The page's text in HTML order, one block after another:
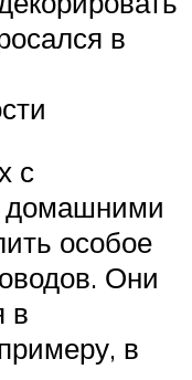
в
с
домашними
особое
Они
в
в